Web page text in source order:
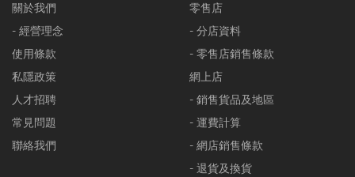
關於我們
- 經營理念
使用條款
私隱政策
人才招聘
常見問題
聯絡我們
零售店
- 分店資料
- 零售店銷售條款
網上店
- 銷售貨品及地區
- 運費計算
- 網店銷售條款
- 退貨及換貨